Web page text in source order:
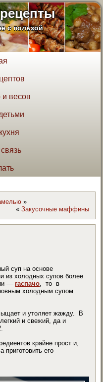
с пользой
весов
»
« Закусочные маффины
суп на основе
из холодных супов более
— гаспачо, то в
холодным супом
и утоляет жажду. В
и свежий, да и
крайне прост и,
приготовить его